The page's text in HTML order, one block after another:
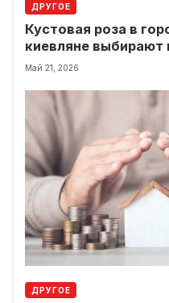
ДРУГОЕ
Кустовая роза в
киевляне
вместо классики
Май 21, 2026
ДРУГОЕ